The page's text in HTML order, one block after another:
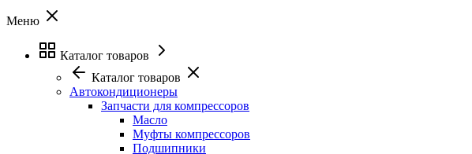
Меню
Каталог товаров
Каталог товаров
Автокондиционеры
Запчасти для компрессоров
Масло
Муфты компрессоров
Подшипники